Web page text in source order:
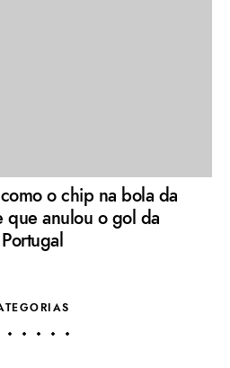
o chip na bola da
que anulou o gol da